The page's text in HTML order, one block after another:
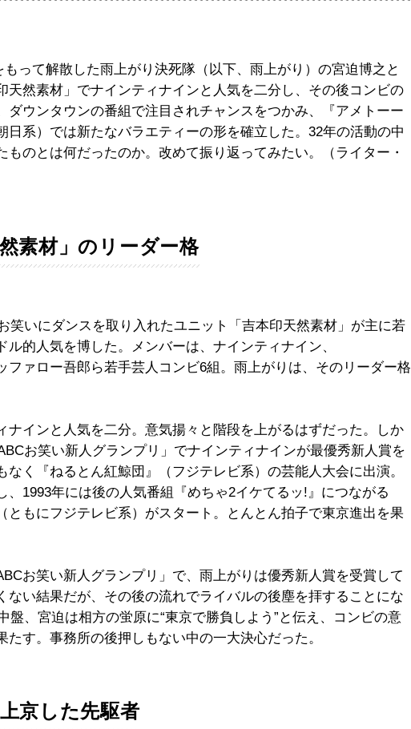
もって解散した雨上がり決死隊（以下、雨上がり）の宮迫博之と
天然素材」でナインティナインと人気を二分し、その後コンビの
ダウンタウンの番組で注目されチャンスをつかみ、『アメトーー
日系）では新たなバラエティーの形を確立した。32年の活動の中
ものとは何だったのか。改めて振り返ってみたい。（ライター・
然素材」のリーダー格
笑いにダンスを取り入れたユニット「吉本印天然素材」が主に若
ル的人気を博した。メンバーは、ナインティナイン、
ファロー吾郎ら若手芸人コンビ6組。雨上がりは、そのリーダー格
ナインと人気を二分。意気揚々と階段を上がるはずだった。しか
お笑い新人グランプリ」でナインティナインが最優秀新人賞を
なく『ねるとん紅鯨団』（フジテレビ系）の芸能人大会に出演。
、1993年には後の人気番組『めちゃ2イケてるッ!』につながる
ともにフジテレビ系）がスタート。とんとん拍子で東京進出を果
お笑い新人グランプリ」で、雨上がりは優秀新人賞を受賞して
ない結果だが、その後の流れでライバルの後塵を拝することにな
盤、宮迫は相方の蛍原に“東京で勝負しよう”と伝え、コンビの意
たす。事務所の後押しもない中の一大決心だった。
京した先駆者